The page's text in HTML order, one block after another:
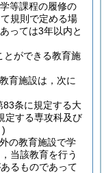
等課程の履修の
規則で定める場
っては3年以内と
とができる教育施
育施設は，次に
83条に規定する大
定する専攻科及び
)
の教育施設で学
当該教育を行う
るものであって